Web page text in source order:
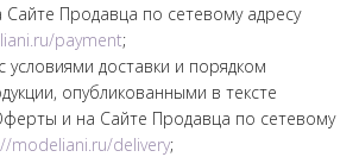
Продавца по сетевому адресу
payment;
условиями доставки и порядком
опубликованными в тексте
и на Сайте Продавца по сетевому
modeliani.ru/delivery;